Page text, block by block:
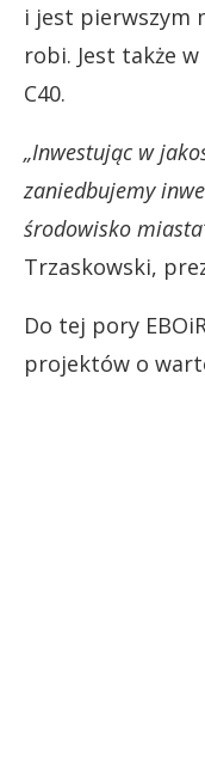
i jest pierwszym
robi. Jest także
C40.
„Inwestując w
zaniedbujemy
środowisko
Trzaskowski,
Do tej pory
projektów o